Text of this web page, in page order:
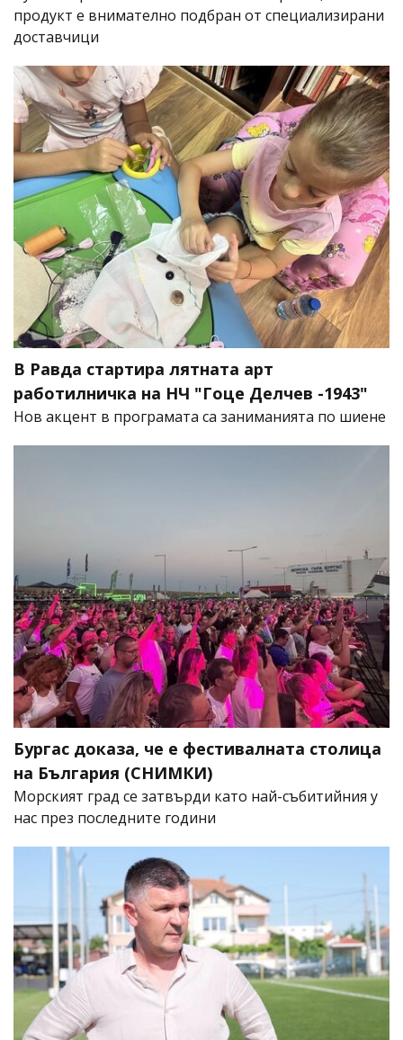
продукт е внимателно подбран от специализирани
доставчици
В Равда стартира лятната арт
работилничка на НЧ "Гоце Делчев -1943"
Нов акцент в програмата са заниманията по шиене
Бургас доказа, че е фестивалната столица
на България (СНИМКИ)
Морският град се затвърди като най-събитийния у
нас през последните години